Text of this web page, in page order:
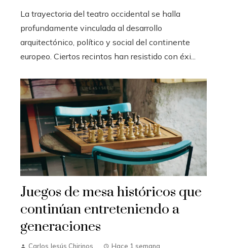
La trayectoria del teatro occidental se halla
profundamente vinculada al desarrollo
arquitectónico, político y social del continente
europeo. Ciertos recintos han resistido con éxi...
Juegos de mesa históricos que
continúan entreteniendo a
generaciones
Carlos Jesús Chirinos Hace 1 semana